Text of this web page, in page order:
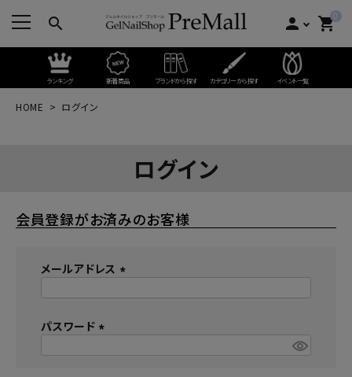
search person 0
shopping_cart
ランキング 新着商品 ブランドから探す カテゴリーから探す イベント一覧
HOME ログイン
ログイン
会員登録がお済みのお客様
メールアドレス
パスワード